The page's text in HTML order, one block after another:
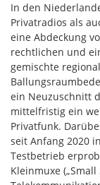
In den
Privatradios als
eine Abdeckung
rechtlichen und
gemischte
ein Neuzuschnitt
mittelfristig ein
Privatfunk.
seit Anfang 2020
Testbetrieb
Kleinmuxe („Small